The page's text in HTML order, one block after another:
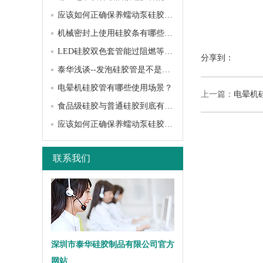
应该如何正确保养蠕动泵硅胶管？
机械密封上使用硅胶条有哪些作用？
LED硅胶双色套管能过阻燃等级吗？
泰华浅谈--发泡硅胶管是不是发泡密度越小越软？
电晕机硅胶管有哪些使用场景？
食品级硅胶与普通硅胶到底有何区别？
应该如何正确保养蠕动泵硅胶管？
联系我们
深圳市泰华硅胶制品有限公司官方
网站
分享到：
上一篇： 电晕机